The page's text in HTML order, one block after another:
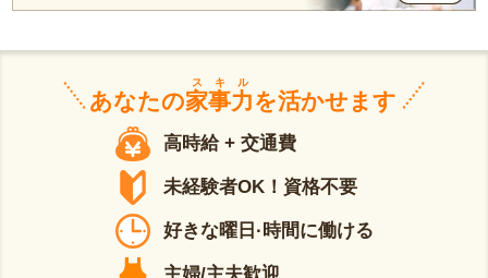
あなたの家事力
スキル
を活かせます
高時給 + 交通費
未経験者OK！資格不要
好きな曜日·時間に働ける